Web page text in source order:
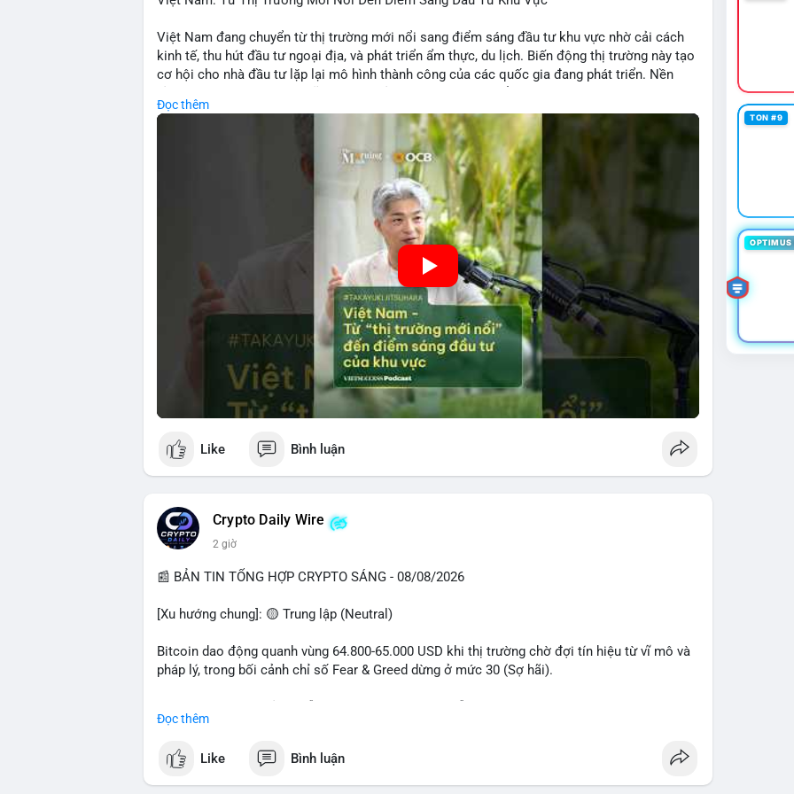
crypto.
💡 NHẬN ĐỊNH & KHUYẾN NGHỊ:
• Tâm lý ngắn hạn: sợ hãi, giảm khối lượng, người bán tăng.
• Khuyến nghị: giữ cẩn thận, tránh short, tập trung vào stablecoin, theo dõi US legislation.
📊 Nguồn: Radar Tâm Lý Thị Trường
Việt Nam đang chuyển từ thị trường mới nổi sang điểm sáng đầu tư khu vực nhờ cải cách
kinh tế, thu hút đầu tư ngoại địa, và phát triển ẩm thực, du lịch. Biến động thị trường này tạo
cơ hội cho nhà đầu tư lặp lại mô hình thành công của các quốc gia đang phát triển. Nền
đầu tư toàn cầu.
Đọc thêm
Like Bình luận
Crypto Daily Wire
2 giờ
📰 BẢN TIN TỔNG HỢP CRYPTO SÁNG - 08/08/2026
[Xu hướng chung]: 🟡 Trung lập (Neutral)
Bitcoin dao động quanh vùng 64.800-65.000 USD khi thị trường chờ đợi tín hiệu từ vĩ mô và
pháp lý, trong bối cảnh chỉ số Fear & Greed dừng ở mức 30 (Sợ hãi).
chuyển 289,92 BTC trị giá 18,83 triệu USD lúc 08:19 UTC và 61,37 BTC (gần 4 triệu USD) lúc
sàn.
Đọc thêm
Like Bình luận
TON #9
OPTIMUS